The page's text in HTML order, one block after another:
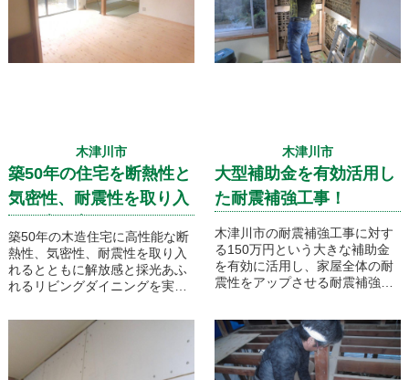
形といたしました！
した！家族がゆっくりと団らん
のできるリビングダイニングと
家事楽動線を実現した古民家再
生フルリノベのご紹介です！
木津川市
築50年の住宅を断熱性と
気密性、耐震性を取り入
築50年の木造住宅に高性能な断
熱性、気密性、耐震性を取り入
れるとともに解放感と採光あふ
れるリビングダイニングを実現
利用できそうな古材を保管して
おき室内建具や作り付け家具に
うまく利用しました。漆喰や無
垢フローリングなど、天然素材
木津川市
大型補助金を有効活用し
た耐震補強工事！
木津川市の耐震補強工事に対す
る150万円という大きな補助金
を有効に活用し、家屋全体の耐
震性をアップさせる耐震補強工
く設置していきます。